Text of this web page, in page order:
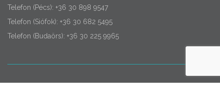
Telefon (Pécs): +36 30 898 9547
Telefon (Siófok): +36 30 682 5495
Telefon (Budaörs): +36 30 225 9965